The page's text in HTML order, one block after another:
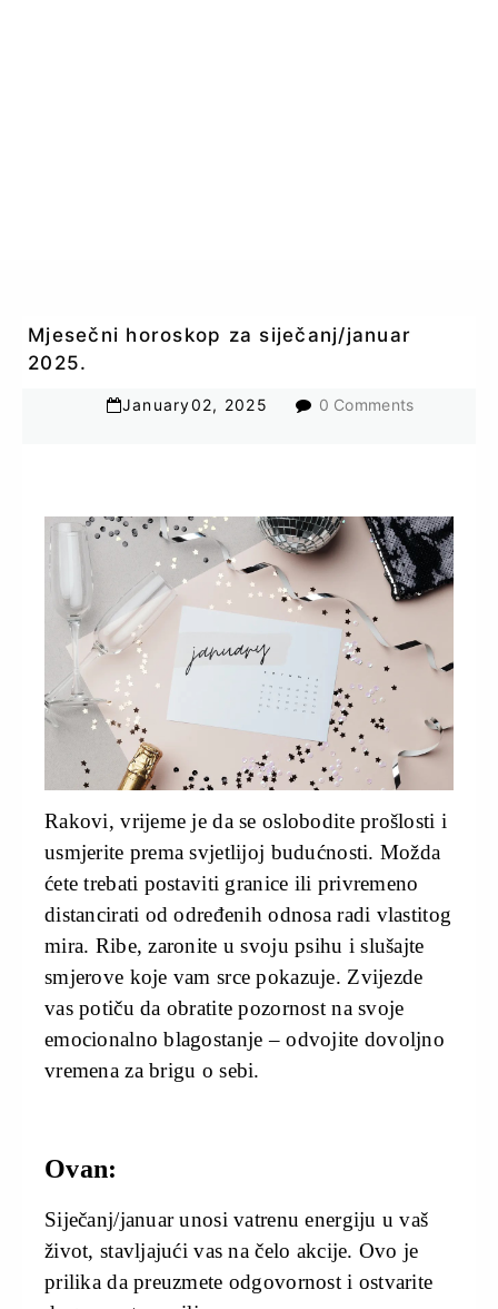
Mjesečni horoskop za siječanj/januar
2025.
January02, 2025 0 Comments
Rakovi, vrijeme je da se oslobodite prošlosti i
usmjerite prema svjetlijoj budućnosti. Možda
ćete trebati postaviti granice ili privremeno
distancirati od određenih odnosa radi vlastitog
mira. Ribe, zaronite u svoju psihu i slušajte
smjerove koje vam srce pokazuje. Zvijezde
vas potiču da obratite pozornost na svoje
emocionalno blagostanje – odvojite dovoljno
vremena za brigu o sebi.
Ovan:
Siječanj/januar unosi vatrenu energiju u vaš
život, stavljajući vas na čelo akcije. Ovo je
prilika da preuzmete odgovornost i ostvarite